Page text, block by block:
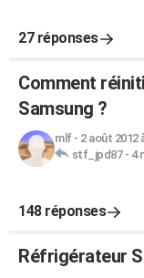
27 réponses
Comment
Samsung ?
mlf- 2 août 2012
stf_jpd87- 4
148 réponses
Réfrigérateur